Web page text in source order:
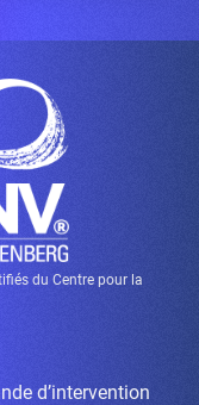
du Centre pour la
d’intervention